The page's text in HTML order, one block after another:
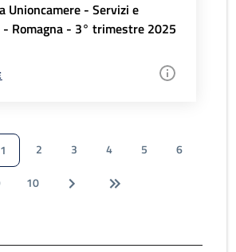
Unioncamere - Servizi e
Romagna - 3° trimestre 2025
1 2 3 4 5
6
10